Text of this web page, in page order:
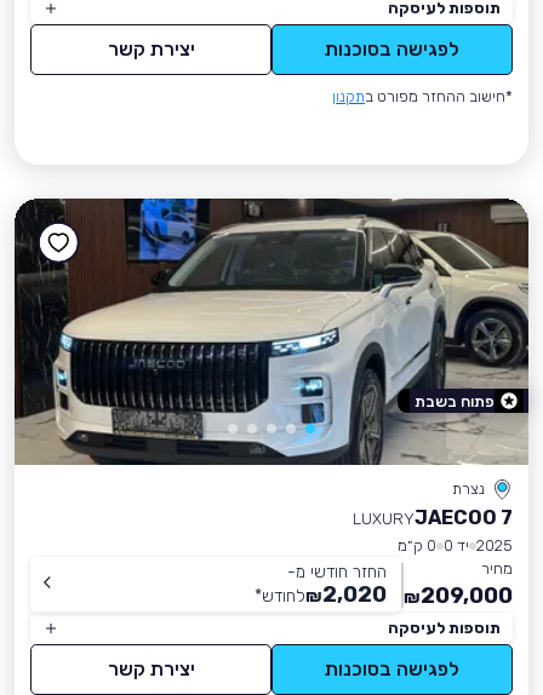
תוספות לעיסקה
לפגישה בסוכנות יצירת קשר
*חישוב ההחזר מפורט בתקנון
נצרת
JAECOO 7
LUXURY
2025 יד 0
0 ק״מ
מחיר
209,000
₪
החזר חודשי מ-
2,020
₪לחודש*
תוספות לעיסקה
לפגישה בסוכנות יצירת קשר
פתוח בשבת